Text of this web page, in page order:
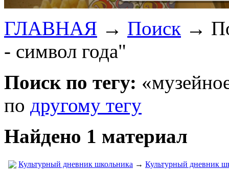
ГЛАВНАЯ → Поиск →
- символ года"
Поиск по тегу:
по другому тегу
Найдено 1 материал
Культурный дневник школьника → Культурный дневник